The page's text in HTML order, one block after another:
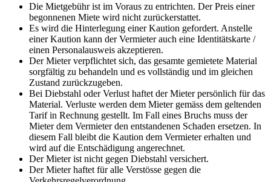
Die Mietgebühr ist im Voraus zu entrichten. Der Preis einer
begonnenen Miete wird nicht zurückerstattet.
Es wird die Hinterlegung einer Kaution gefordert. Anstelle
einer Kaution kann der Vermieter auch eine Identitätskarte /
einen Personalausweis akzeptieren.
Der Mieter verpflichtet sich, das gesamte gemietete Material
sorgfältig zu behandeln und es vollständig und im gleichen
Zustand zurückzugeben.
Bei Diebstahl oder Verlust haftet der Mieter persönlich für das
Material. Verluste werden dem Mieter gemäss dem geltenden
Tarif in Rechnung gestellt. Im Fall eines Bruchs muss der
Mieter dem Vermieter den entstandenen Schaden ersetzen. In
diesem Fall bleibt die Kaution dem Vermieter erhalten und
wird auf die Entschädigung angerechnet.
Der Mieter ist nicht gegen Diebstahl versichert.
Der Mieter haftet für alle Verstösse gegen die